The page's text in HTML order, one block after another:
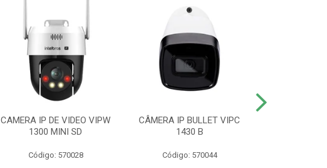
CAMERA IP DE VIDEO VIPW
1300 MINI SD
Código: 570028
CÂMERA IP BULLET VIPC
1430 B
Código: 570044